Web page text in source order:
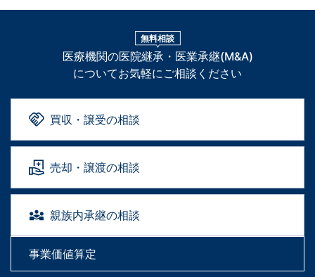
無料相談
医療機関の医院継承・医業承継(M&A)
についてお気軽にご相談ください
買収・譲受の相談
売却・譲渡の相談
親族内承継の相談
事業価値算定